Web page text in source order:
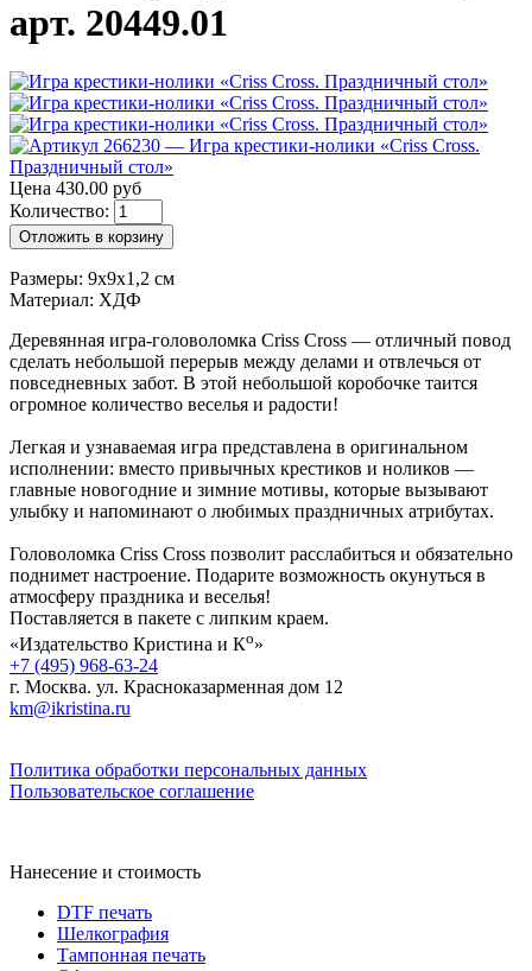
арт. 20449.01
Цена 430.00 руб
Количество:
Отложить в корзину
Размеры: 9х9х1,2 см
Материал: ХДФ
Деревянная игра-головоломка Criss Cross — отличный повод
сделать небольшой перерыв между делами и отвлечься от
повседневных забот. В этой небольшой коробочке таится
огромное количество веселья и радости!
Легкая и узнаваемая игра представлена в оригинальном
исполнении: вместо привычных крестиков и ноликов —
главные новогодние и зимние мотивы, которые вызывают
улыбку и напоминают о любимых праздничных атрибутах.
Головоломка Criss Cross позволит расслабиться и обязательно
поднимет настроение. Подарите возможность окунуться в
атмосферу праздника и веселья!
Поставляется в пакете с липким краем.
«Издательство Кристина и Ко»
+7 (495) 968-63-24
г. Москва. ул. Красноказарменная дом 12
km@ikristina.ru
Политика обработки персональных данных
Пользовательское соглашение
Нанесение и стоимость
DTF печать
Шелкография
Тампонная печать